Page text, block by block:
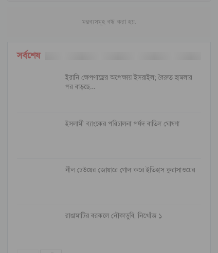
মন্তব্যসমূহ বন্ধ করা হয়.
সর্বশেষ
ইরানি ক্ষেপণাস্ত্রের অপেক্ষায় ইসরাইল; বৈরুত হামলার
পর বাড়ছে…
ইসলামী ব্যাংকের পরিচালনা পর্ষদ বাতিল ঘোষণা
নীল ঢেউয়ের জোয়ারে গোল করে ইতিহাস কুরাসাওয়ের
রাঙামাটির বরকলে নৌকাডুবি, নিখোঁজ ১